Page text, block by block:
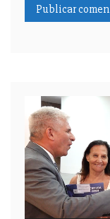
Reproductor
de
video